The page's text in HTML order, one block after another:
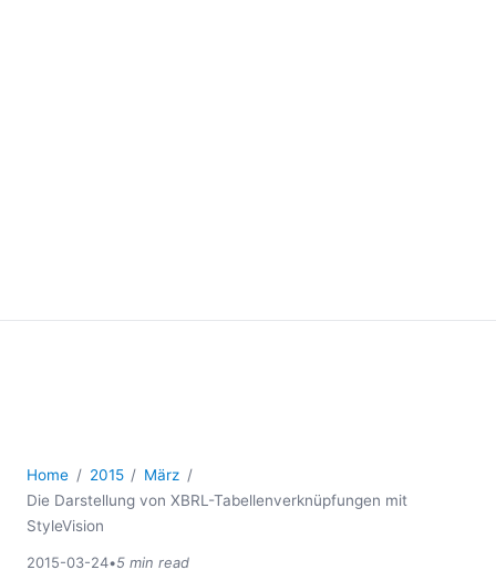
Home 2015
März
Die Darstellung von XBRL-Tabellenverknüpfungen mit
StyleVision
2015-03-24•5 min read